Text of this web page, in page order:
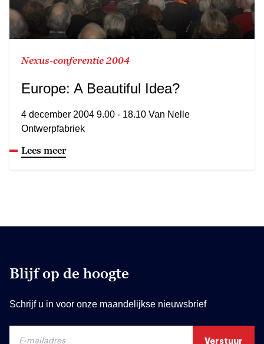
Nexus-conferentie 2004
Europe: A Beautiful Idea?
4 december 2004 9.00 - 18.10 Van Nelle
Ontwerpfabriek
Lees meer
Blijf op de hoogte
Schrijf u in voor onze maandelijkse nieuwsbrief